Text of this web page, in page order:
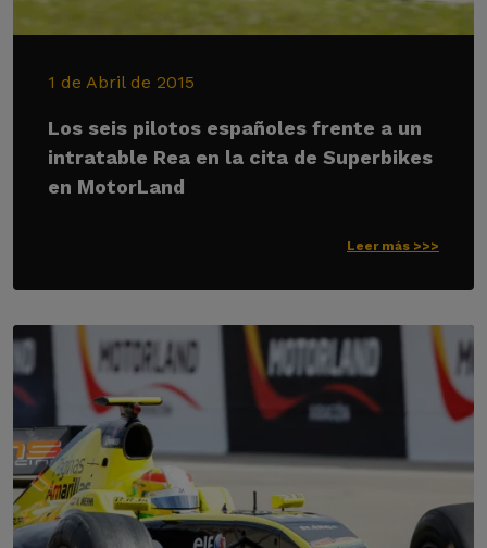
1 de Abril de 2015
Los seis pilotos españoles frente a un
intratable Rea en la cita de Superbikes
en MotorLand
Leer más >>>